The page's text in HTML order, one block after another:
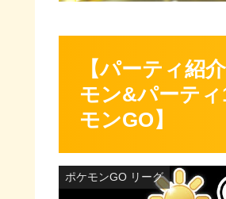
【パーティ紹
モン&パーテ
モンGO】
ポケモンGO リーグ